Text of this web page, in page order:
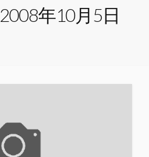
2008年10月5日